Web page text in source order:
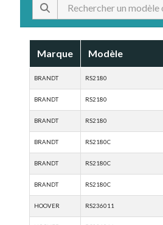
Marque Modèle